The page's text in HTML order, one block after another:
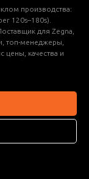
производства:
120s–180s).
для Zegna,
топ-менеджеры,
цены, качества и